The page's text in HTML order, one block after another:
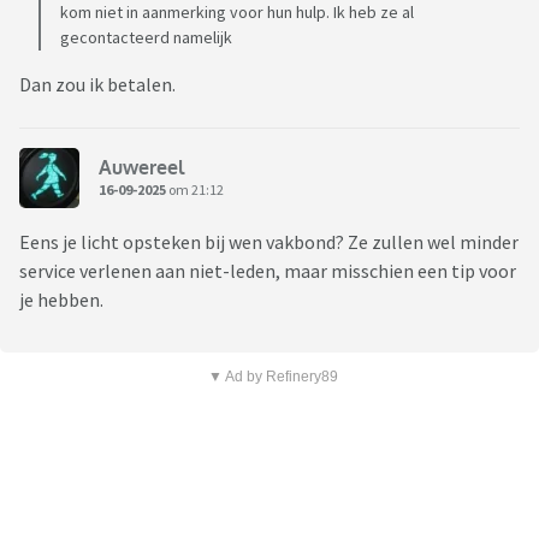
kom niet in aanmerking voor hun hulp. Ik heb ze al
gecontacteerd namelijk
Dan zou ik betalen.
Auwereel
16-09-2025 om 21:12
Eens je licht opsteken bij wen vakbond? Ze zullen wel minder
service verlenen aan niet-leden, maar misschien een tip voor
je hebben.
▼ Ad by Refinery89